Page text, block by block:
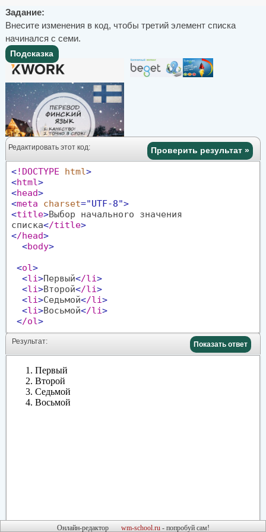
Задание:
Внесите изменения в код, чтобы третий элемент списка
начинался с семи.
Подсказка
Редактировать этот код: Проверить результат »
<!DOCTYPE html>
<html>
<head>
<meta charset="UTF-8">
<title>Выбор начальноrо значения
списка</title>
</head>
<body>
<ol>
<li>Первый</li>
<li>Второй</li>
<li>Седьмой</li>
<li>Восьмой</li>
</ol>
</body
</html>
Результат: Показать ответ
Онлайн-редактор wm-school.ru- попробуй сам!